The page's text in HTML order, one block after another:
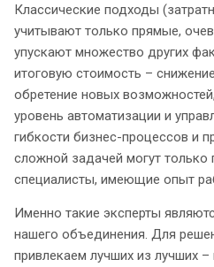
Классические подходы
учитывают только прямые,
упускают множество других
итоговую стоимость –
обретение новых
уровень автоматизации и
гибкости бизнес-процессов и
сложной задачей могут
специалисты, имеющие опыт
Именно такие эксперты
нашего объединения. Для
привлекаем лучших из лучших